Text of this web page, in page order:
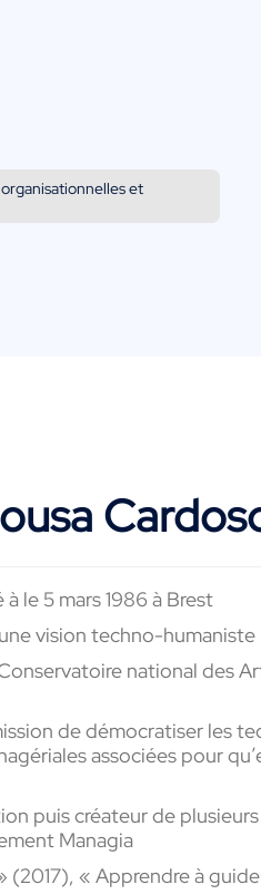
et
à le 5 mars 1986 à Brest
vision techno-humaniste
national
de démocratiser les
associées pour
puis créateur de
Managia
« Apprendre à